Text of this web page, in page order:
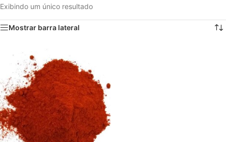
Exibindo um único resultado
Mostrar barra lateral